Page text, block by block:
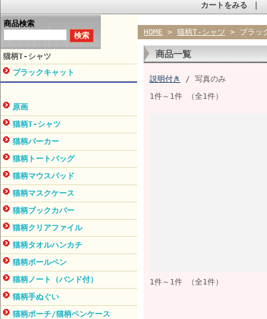
カートをみる
商品検索
猫柄T-シャツ
ブラックキャット
原画
猫柄T-シャツ
猫柄パーカー
猫柄トートバッグ
猫柄マウスパッド
猫柄マスクケース
猫柄ブックカバー
猫柄クリアファイル
猫柄タオルハンカチ
猫柄ボールペン
猫柄ノート（バンド付）
猫柄手ぬぐい
猫柄ポーチ/猫柄ペンケース
HOME > 猫柄T-シャツ > ブラッ
商品一覧
説明付き
/ 写真のみ
1件～1件 （全1件）
1件～1件 （全1件）